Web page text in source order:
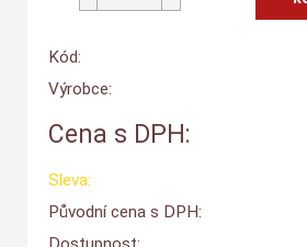
Kód:
Výrobce:
Cena s DPH:
Sleva:
Původní cena s DPH: